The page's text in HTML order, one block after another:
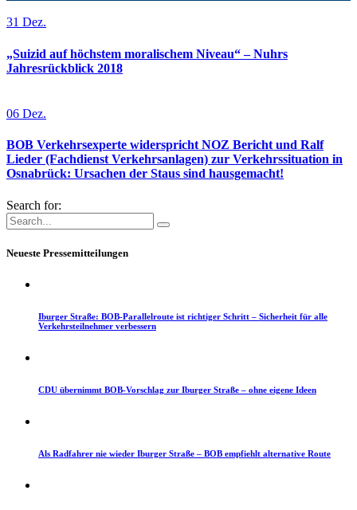
31 Dez.
„Suizid auf höchstem moralischem Niveau“ – Nuhrs
Jahresrückblick 2018
06 Dez.
BOB Verkehrsexperte widerspricht NOZ Bericht und Ralf
Lieder (Fachdienst Verkehrsanlagen) zur Verkehrssituation in
Osnabrück: Ursachen der Staus sind hausgemacht!
Search for:
Neueste Pressemitteilungen
Iburger Straße: BOB-Parallelroute ist richtiger Schritt – Sicherheit für alle
Verkehrsteilnehmer verbessern
CDU übernimmt BOB-Vorschlag zur Iburger Straße – ohne eigene Ideen
Als Radfahrer nie wieder Iburger Straße – BOB empfiehlt alternative Route